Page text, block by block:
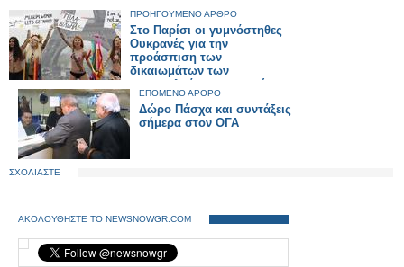
ΠΡΟΗΓΟΥΜΕΝΟ ΑΡΘΡΟ
Στο Παρίσι οι γυμνόστηθες
Ουκρανές για την
προάσπιση των
δικαιωμάτων των
μουσουλμάνων γυναικών
(φώτο)
ΕΠΟΜΕΝΟ ΑΡΘΡΟ
Δώρο Πάσχα και συντάξεις
σήμερα στον ΟΓΑ
ΣΧΟΛΙΑΣΤΕ
ΑΚΟΛΟΥΘΗΣΤΕ ΤΟ NEWSNOWGR.COM